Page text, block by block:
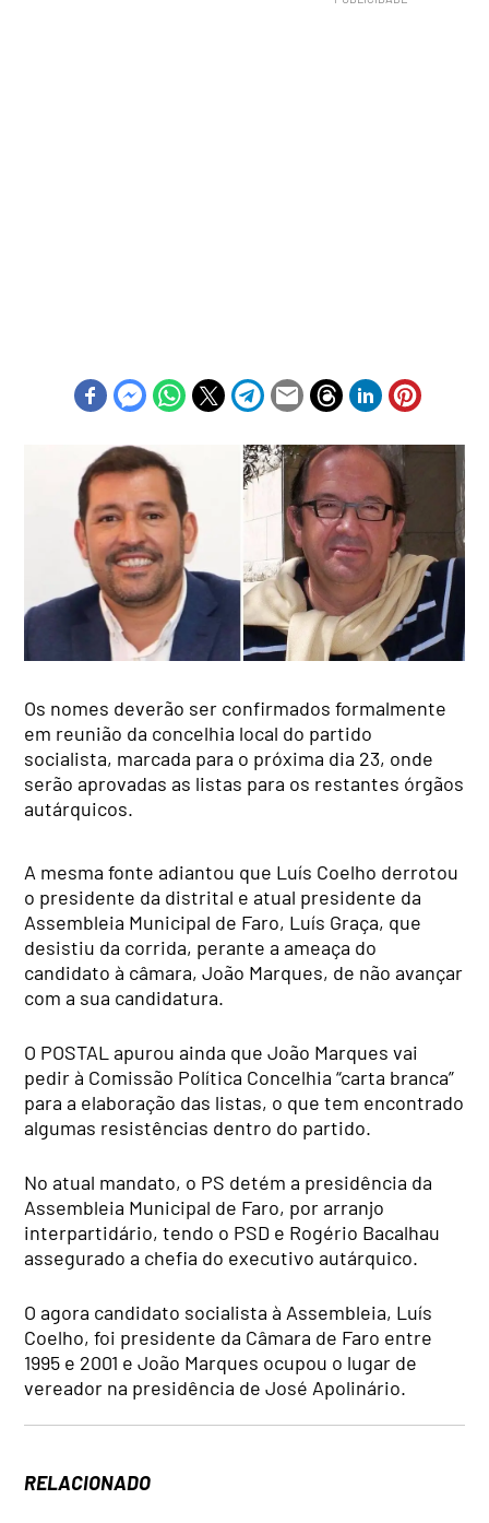
Os nomes deverão ser confirmados formalmente
em reunião da concelhia local do partido
socialista, marcada para o próxima dia 23, onde
serão aprovadas as listas para os restantes órgãos
autárquicos.
A mesma fonte adiantou que Luís Coelho derrotou
o presidente da distrital e atual presidente da
Assembleia Municipal de Faro, Luís Graça, que
desistiu da corrida, perante a ameaça do
candidato à câmara, João Marques, de não avançar
com a sua candidatura.
O POSTAL apurou ainda que João Marques vai
pedir à Comissão Política Concelhia “carta branca”
para a elaboração das listas, o que tem encontrado
algumas resistências dentro do partido.
No atual mandato, o PS detém a presidência da
Assembleia Municipal de Faro, por arranjo
interpartidário, tendo o PSD e Rogério Bacalhau
assegurado a chefia do executivo autárquico.
O agora candidato socialista à Assembleia, Luís
Coelho, foi presidente da Câmara de Faro entre
1995 e 2001 e João Marques ocupou o lugar de
vereador na presidência de José Apolinário.
RELACIONADO